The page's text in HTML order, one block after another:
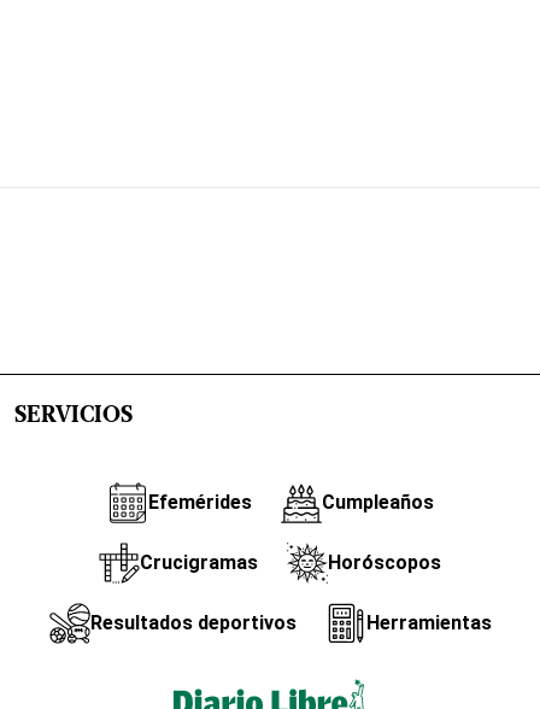
SERVICIOS
Efemérides Cumpleaños
Crucigramas Horóscopos
Resultados deportivos Herramientas